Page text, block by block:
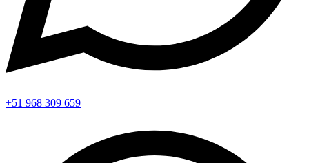
+51 968 309 659